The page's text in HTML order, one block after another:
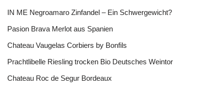
IN ME Negroamaro Zinfandel – Ein Schwergewicht?
Pasion Brava Merlot aus Spanien
Chateau Vaugelas Corbiers by Bonfils
Prachtlibelle Riesling trocken Bio Deutsches Weintor
Chateau Roc de Segur Bordeaux